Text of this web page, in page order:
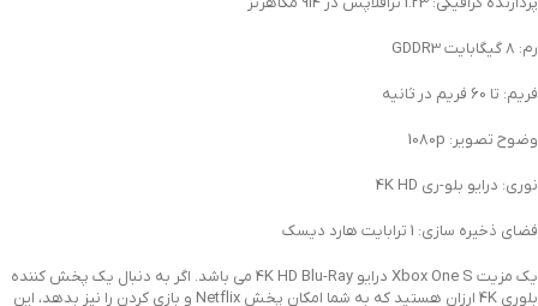
رم: 8 گیگابایت GDDR3
فریم: تا 60 فریم در ثانیه
وضوح تصویر: 1080p
نوری: درایو بلو-ری 4K HD
فضای ذخیره سازی: 1 ترابایت هارد دیسک
یک مزیت Xbox One S درایو 4K HD Blu-Ray می باشد. اگر به دنبال یک پخش کننده
بلوری 4K ارزان هستید که به شما امکان پخش Netflix و بازی کردن را نیز بدهد، این